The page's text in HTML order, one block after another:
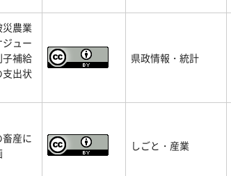
農業
ュー
子補給
出状
県政情報・統計
産に
しごと・産業